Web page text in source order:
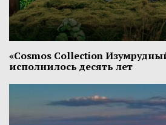
«Cosmos Collection
исполнилось десять лет